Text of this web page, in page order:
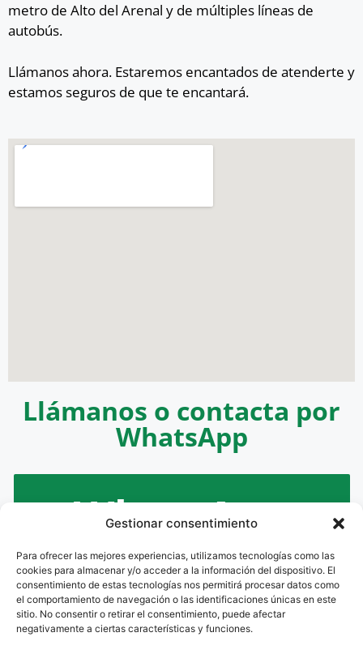
Gestionar consentimiento
Para ofrecer las mejores experiencias, utilizamos tecnologías como las
cookies para almacenar y/o acceder a la información del dispositivo. El
consentimiento de estas tecnologías nos permitirá procesar datos como
el comportamiento de navegación o las identificaciones únicas en este
sitio. No consentir o retirar el consentimiento, puede afectar
negativamente a ciertas características y funciones.
metro de Alto del Arenal y de múltiples líneas de
autobús.
Llámanos ahora. Estaremos encantados de atenderte y
estamos seguros de que te encantará.
Llámanos o contacta por
WhatsApp
WhatsApp
630 847 206